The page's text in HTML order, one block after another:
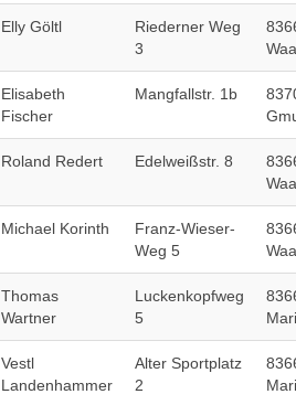
Elly Göltl
Riederner Weg
3
Elisabeth
Fischer
Mangfallstr. 1b
Roland Redert Edelweißstr. 8
Michael Korinth
Franz-Wieser-
Weg 5
Thomas
Wartner
Luckenkopfweg
5
Vestl
Landenhammer
Alter Sportplatz
2